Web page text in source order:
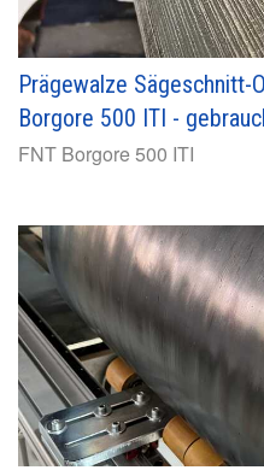
Prägewalze
Borgore 500 ITI -
FNT Borgore 500 ITI